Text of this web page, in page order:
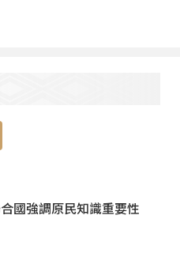
國強調原民知識重要性